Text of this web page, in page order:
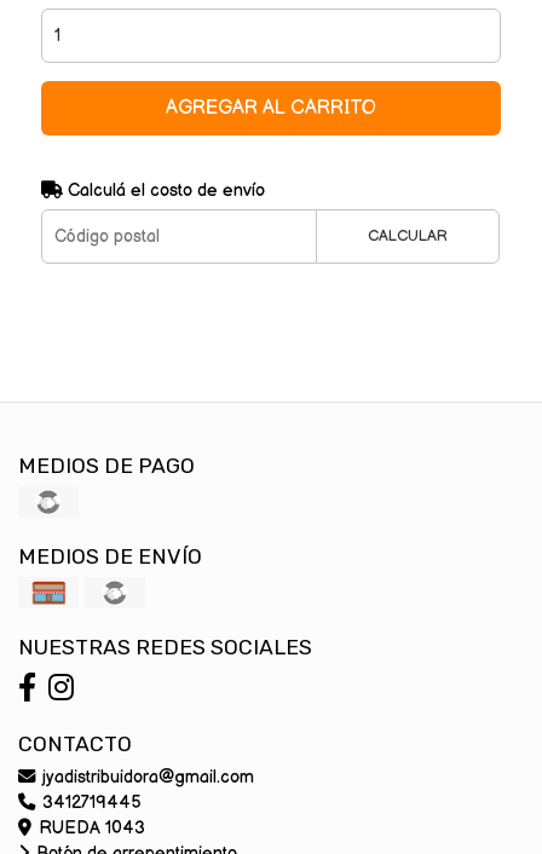
AGREGAR AL CARRITO
Calculá el costo de envío
CALCULAR
MEDIOS DE PAGO
MEDIOS DE ENVÍO
NUESTRAS REDES SOCIALES
CONTACTO
jyadistribuidora@gmail.com
3412719445
RUEDA 1043